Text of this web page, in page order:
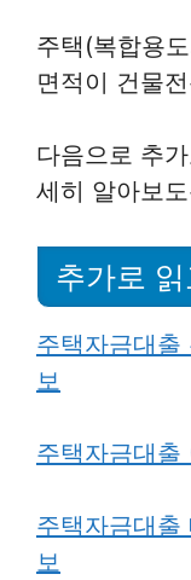
주택(복합용
면적이 건물
다음으로 추
세히 알아보
추가로
주택자금대출
보
주택자금대출
주택자금대출
보